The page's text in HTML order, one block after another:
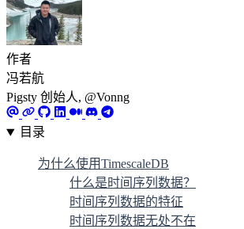
作者
冯若航
Pigsty 创始人, @Vonng
目录
为什么使用TimescaleDB
什么是时间序列数据？
时间序列数据的特征
时间序列数据无处不在